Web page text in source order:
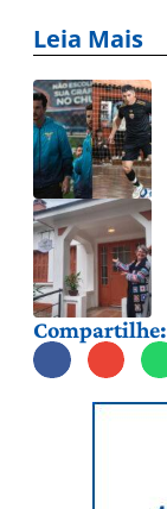
Leia Mais
Compartilhe: